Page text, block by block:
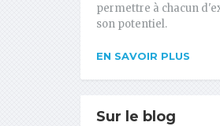
permettre à chacun
son potentiel.
EN SAVOIR PLUS
Sur le blog